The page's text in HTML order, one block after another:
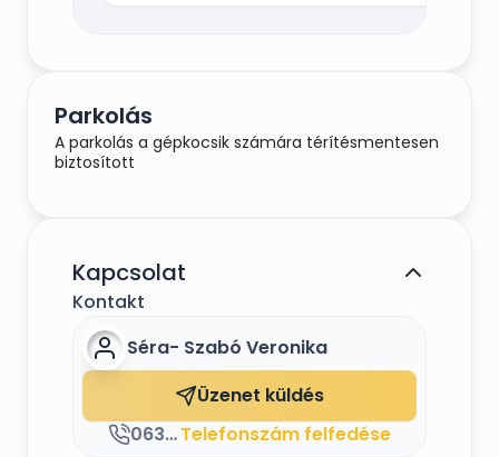
Parkolás
A parkolás a gépkocsik számára térítésmentesen
biztosított
Kapcsolat
Kontakt
Séra- Szabó Veronika
Üzenet küldés
06306891556Telefonszám felfedése